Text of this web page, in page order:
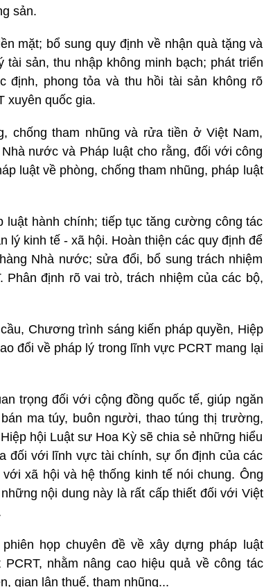
sản.
mặt; bổ sung quy định về nhận quà tặng và
sản, thu nhập không minh bạch; phát triển
định, phong tỏa và thu hồi tài sản không rõ
xuyên quốc gia.
chống tham nhũng và rửa tiền ở Việt Nam,
nước và Pháp luật cho rằng, đối với công
luật về phòng, chống tham nhũng, pháp luật
hành chính; tiếp tục tăng cường công tác
lý kinh tế - xã hội. Hoàn thiện các quy định để
Nhà nước; sửa đổi, bổ sung trách nhiệm
định rõ vai trò, trách nhiệm của các bộ,
Chương trình sáng kiến pháp quyền, Hiệp
đổi về pháp lý trong lĩnh vực PCRT mang lại
trọng đối với cộng đồng quốc tế, giúp ngăn
ma túy, buôn người, thao túng thị trường,
hội Luật sư Hoa Kỳ sẽ chia sẻ những hiểu
đối với lĩnh vực tài chính, sự ổn định của các
xã hội và hệ thống kinh tế nói chung. Ông
nội dung này là rất cấp thiết đối với Việt
họp chuyên đề về xây dựng pháp luật
nhằm nâng cao hiệu quả về công tác
gian lận thuế, tham nhũng...